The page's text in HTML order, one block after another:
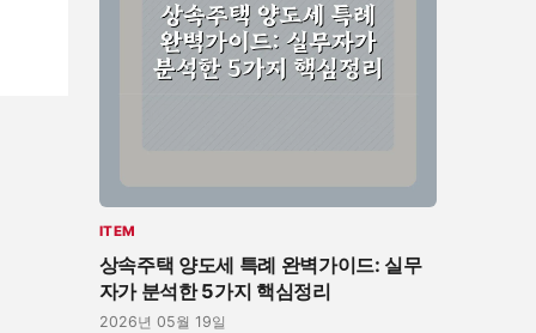
ITEM
상속주택 양도세 특례 완벽가이드: 실무
자가 분석한 5가지 핵심정리
2026년 05월 19일